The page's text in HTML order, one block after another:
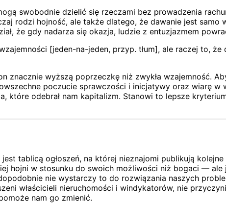
swobodnie dzielić się rzeczami bez prowadzenia
rodzi hojność, ale także dlatego, że dawanie jest samo
że gdy nadarza się okazja, ludzie z entuzjazmem
[jeden-na-jeden, przyp. tłum], ale raczej to,
znacznie wyższą poprzeczkę niż zwykła wzajemność.
poczucie sprawczości i inicjatywy oraz wiarę
które odebrał nam kapitalizm. Stanowi to lepsze
tablicą ogłoszeń, na której nieznajomi publikują
hojni w stosunku do swoich możliwości niż bogaci —
nie wystarczy to do rozwiązania naszych
właścicieli nieruchomości i windykatorów, nie
nam go zmienić.